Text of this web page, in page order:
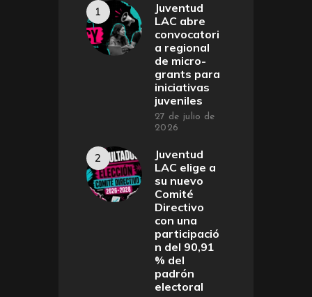
Juventud
LAC abre
convocatori
a regional
de micro-
grants para
iniciativas
juveniles
27 de julio de
2026
Juventud
LAC elige a
su nuevo
Comité
Directivo
con una
participació
n del 90,91
% del
padrón
electoral